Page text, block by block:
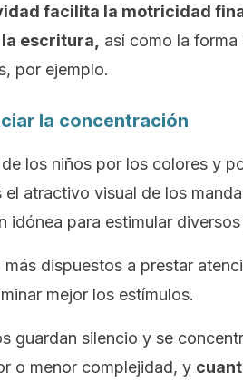
facilita la motricidad
escritura,
así como la
por ejemplo.
la concentración
los niños por los colores y
el atractivo visual de los
idónea para estimular
dispuestos a prestar
mejor los estímulos.
guardan silencio y se
o menor complejidad, y